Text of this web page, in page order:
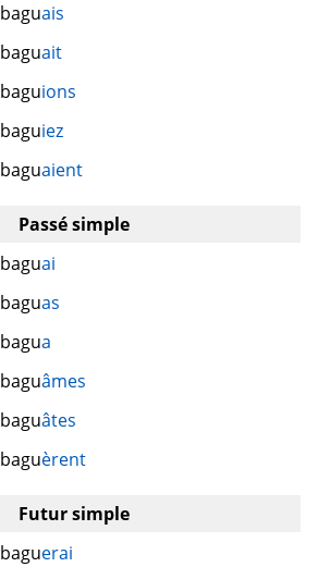
baguais
baguait
baguions
baguiez
baguaient
Passé simple
baguai
baguas
bagua
baguâmes
baguâtes
baguèrent
Futur simple
baguerai